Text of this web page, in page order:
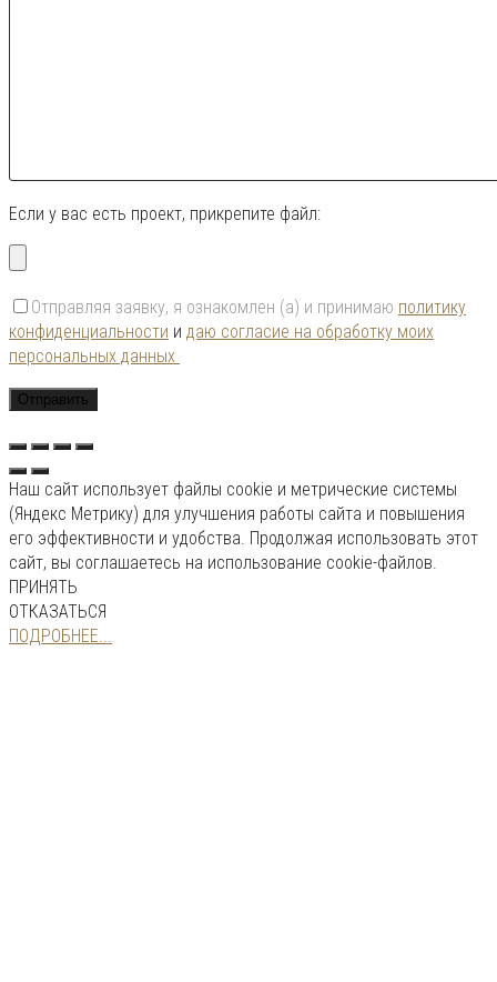
Если у вас есть проект, прикрепите файл:
Отправляя заявку, я ознакомлен (а) и принимаю политику
конфиденциальности и даю согласие на обработку моих
персональных данных
Наш сайт использует файлы cookie и метрические системы
(Яндекс Метрику) для улучшения работы сайта и повышения
его эффективности и удобства. Продолжая использовать этот
сайт, вы соглашаетесь на использование cookie-файлов.
ПРИНЯТЬ
ОТКАЗАТЬСЯ
ПОДРОБНЕЕ...